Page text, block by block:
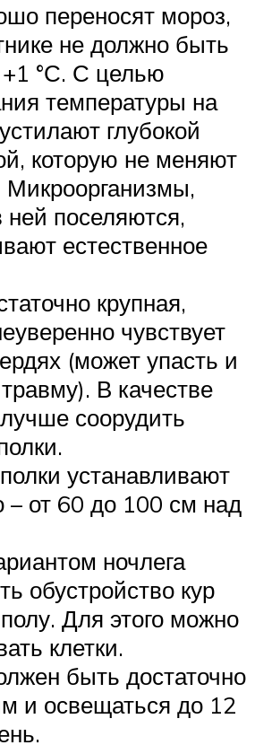
переносят мороз,
не должно быть
°С. С целью
температуры на
глубокой
которую не меняют
ней поселяются,
естественное
крупная,
чувствует
(может упасть и
В качестве
соорудить
устанавливают
– от 60 до 100 см над
ночлега
обустройство кур
Для этого можно
клетки.
быть достаточно
и освещаться до 12